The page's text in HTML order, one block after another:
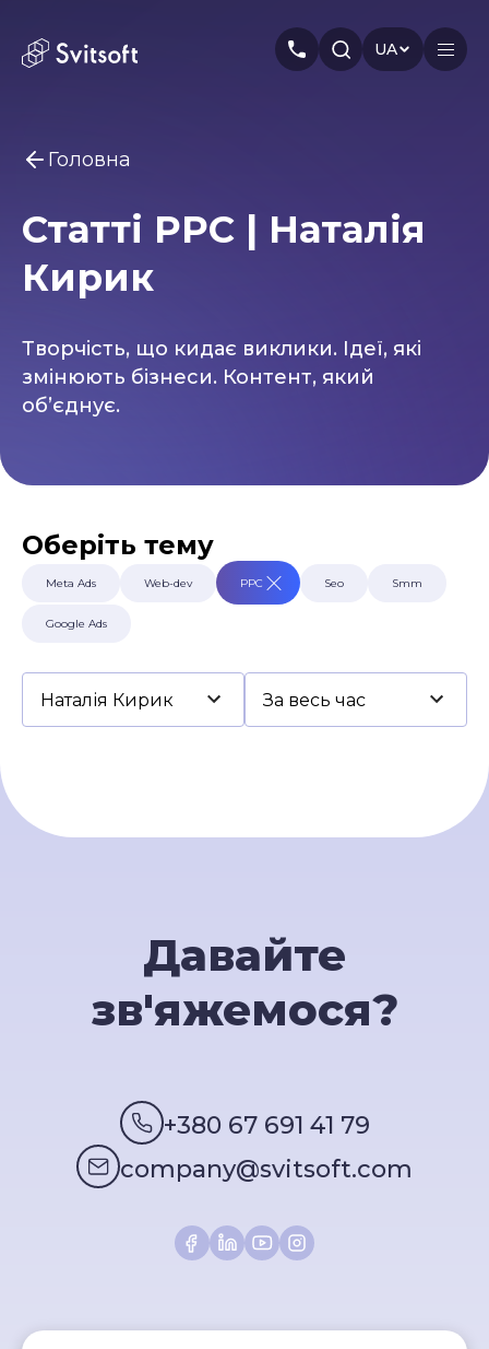
UA
Вам може бути цікаво
Marketing
Політика приватності
©2026 Svitsoft Digital Transformation
Головна
Послуги
Індустрія
Про нас
Кейси
Автори
Контакти
Карʼєра
Політика приватності
Головна
Статті PPC | Наталія
Кирик
Творчість, що кидає виклики. Ідеї, які
змінюють бізнеси. Контент, який
об’єднує.
Оберіть тему
Meta Ads Web-dev PPC Seo Smm
Google Ads
Давайте
зв'яжемося?
+380 67 691 41 79
company@svitsoft.com